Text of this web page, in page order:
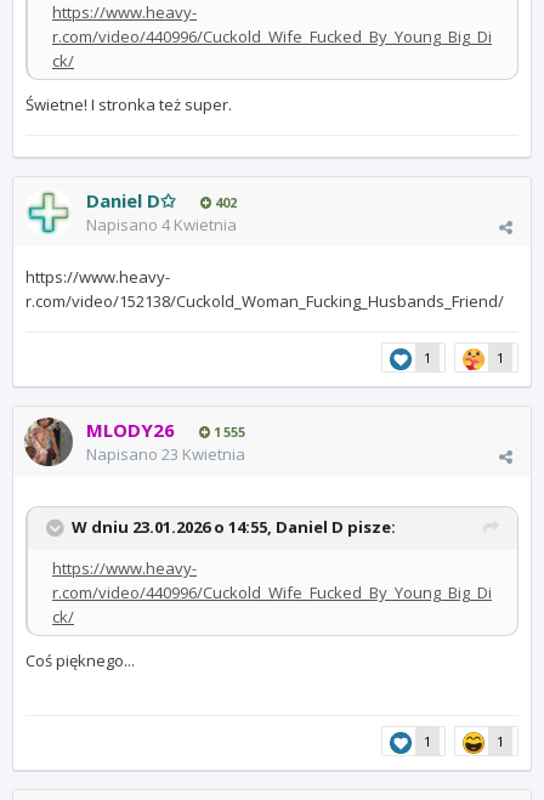
https://www.heavy-
r.com/video/440996/Cuckold_Wife_Fucked_By_Young_Big_Di
ck/
Świetne! I stronka też super.
Daniel D✩ 402
Napisano 4 Kwietnia
https://www.heavy-
r.com/video/152138/Cuckold_Woman_Fucking_Husbands_Friend/
1 1
MLODY26 1 555
Napisano 23 Kwietnia
W dniu 23.01.2026 o 14:55, Daniel D pisze:
https://www.heavy-
r.com/video/440996/Cuckold_Wife_Fucked_By_Young_Big_Di
ck/
Coś pięknego...
1 1